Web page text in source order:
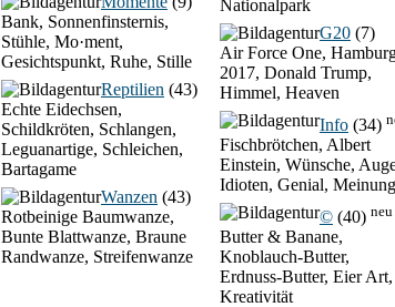
Bank, Sonnenfinsternis,
Stühle, Mo·ment,
Gesichtspunkt, Ruhe, Stille
Reptilien (43)
Echte Eidechsen,
Schildkröten, Schlangen,
Leguanartige, Schleichen,
Bartagame
Wanzen (43)
Rotbeinige Baumwanze,
Bunte Blattwanze, Braune
Randwanze, Streifenwanze
Nationalpark
G20 (7)
Air Force One,
2017, Donald Trump,
Himmel, Heaven
Info (34)
Fischbrötchen, Albert
Einstein, Wünsche,
Idioten, Genial, Meinung
© (40) neu
Butter & Banane,
Knoblauch-Butter,
Erdnuss-Butter, Eier Art,
Kreativität